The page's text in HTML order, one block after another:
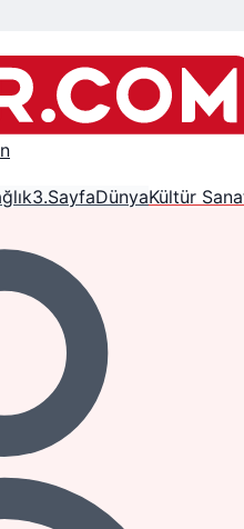
3.SayfaDünyaKültür